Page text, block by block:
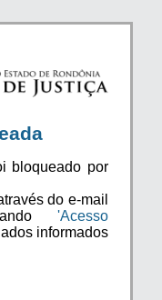
bloqueado por
do e-mail
'Acesso
informados